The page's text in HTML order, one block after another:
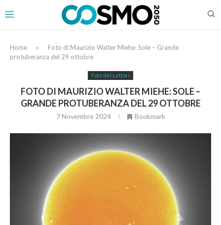
Home »
Foto di Maurizio Walter Miehe: Sole – Grande
protuberanza del 29 ottobre
Foto dei Lettori
FOTO DI MAURIZIO WALTER MIEHE: SOLE –
GRANDE PROTUBERANZA DEL 29 OTTOBRE
7 Novembre 2024 Bookmark